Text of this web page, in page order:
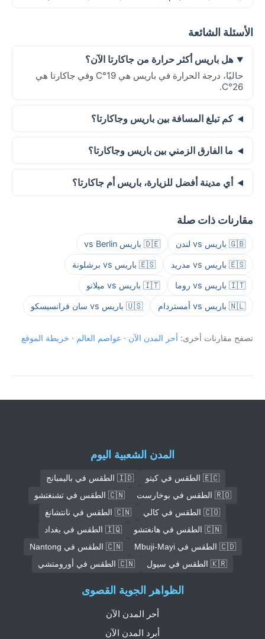
الأسئلة الشائعة
هل باريس أكثر حرارة من جاكارتا الآن؟
حاليًا، درجة الحرارة في باريس هي 19°C وفي جاكارتا هي
26°C.
كم تبلغ المسافة بين باريس وجاكارتا؟
ما الفارق الزمني بين باريس وجاكارتا؟
أي مدينة أفضل للزيارة، باريس أم جاكارتا؟
مقارنات ذات صلة
🇬🇧 باريس vs لندن 🇩🇪 باريس vs Berlin
🇪🇸 باريس vs مدريد 🇪🇸 باريس vs برشلونة
🇮🇹 باريس vs روما 🇮🇹 باريس vs ميلانو
🇳🇱 باريس vs أمستردام 🇺🇸 باريس vs سان فرانسيسكو
تصفح مقارنات أخرى: أحر المدن الآن · عواصم العالم · خريطة الموقع
المدن الشعبية اليوم
🇪🇨 الطقس في كيتو
🇮🇩 الطقس في باليمبانج
🇷🇴 الطقس في بوخارست
🇨🇳 الطقس في تشنغتشو
🇨🇴 الطقس في كالي
🇨🇳 الطقس في نانتشانغ
🇨🇳 الطقس في هانغتشو
🇮🇶 الطقس في بغداد
🇨🇩 الطقس في Mbuji-Mayi
🇨🇳 الطقس في Nantong
🇰🇷 الطقس في سيول
🇨🇳 الطقس في أورومتشي
الظواهر الجوية القصوى
أحر المدن الآن
أبرد المدن الآن